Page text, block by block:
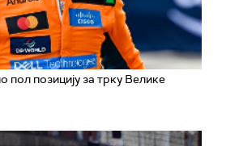
пол позицију за трку Велике